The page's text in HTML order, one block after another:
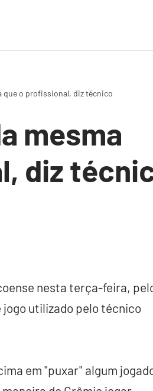
que o profissional, diz técnico
mesma
diz
nesta terça-feira,
utilizado pelo técnico
em "puxar" algum